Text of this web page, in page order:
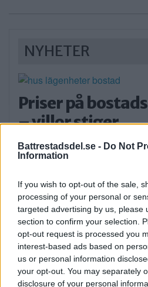
Battrestadsdel.se - Do Not
Information
If you wish to opt-out of the sale,
processing of your personal or
targeted advertising by us, please
section to confirm your selection.
opt-out request is processed you
interest-based ads based on
us or personal information
your opt-out. You may separately
disclosure of your personal
NYHETER
Priser på
– villor stiger
Bostadsrättspriserna i
med 2,5 procent under […]
Poppe med
friluftsteatern:
kan göra något
Nästa vecka blir det